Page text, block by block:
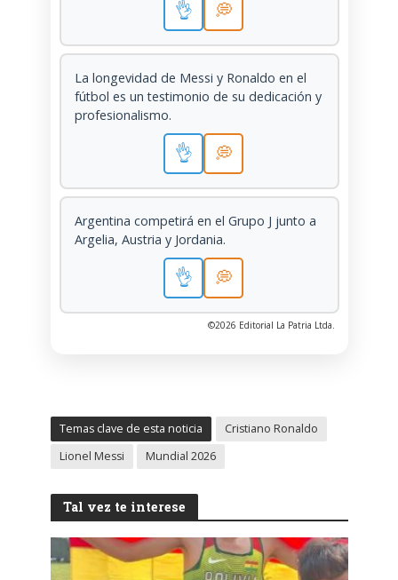
👌 💭
La longevidad de Messi y Ronaldo en el
fútbol es un testimonio de su dedicación y
profesionalismo.
👌 💭
Argentina competirá en el Grupo J junto a
Argelia, Austria y Jordania.
👌 💭
©2026 Editorial La Patria Ltda.
Temas clave de esta noticia
Cristiano Ronaldo
Lionel Messi
Mundial 2026
Tal vez te interese